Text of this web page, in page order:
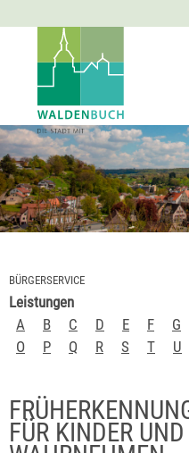
BÜRGERSERVICE
Leistungen
A
B C D E F G
O
P Q R S T U
FÜR KINDER